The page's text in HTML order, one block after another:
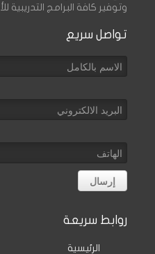
وتوفير كافة البرامج التدريبية
تواصل سريع
روابط سريعة
الرئيسية